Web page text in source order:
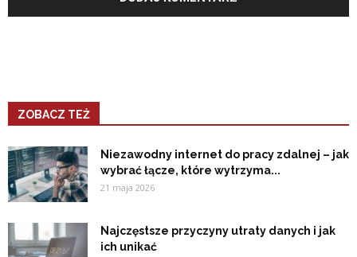
ZOBACZ TEŻ
Niezawodny internet do pracy zdalnej – jak
wybrać łącze, które wytrzyma...
21 maja 2026
Najczęstsze przyczyny utraty danych i jak
ich unikać